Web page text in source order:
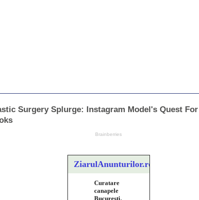
ZiarulAnunturilor.ro
Curatare
canapele
Bucuresti.